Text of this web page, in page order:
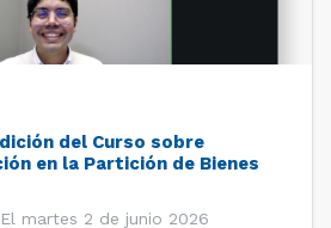
del Curso sobre
en la Partición de Bienes
martes 2 de junio 2026